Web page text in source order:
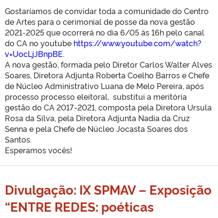
Gostaríamos de convidar toda a comunidade do Centro
de Artes para o cerimonial de posse da nova gestão
2021-2025 que ocorrerá no dia 6/05 às 16h pelo canal
do CA no youtube https://www.youtube.com/watch?
v=UocLjJBnpBE.
A nova gestão, formada pelo Diretor Carlos Walter Alves
Soares, Diretora Adjunta Roberta Coelho Barros e Chefe
de Núcleo Administrativo Luana de Melo Pereira, após
processo processo eleitoral, substitui a meritória
gestão do CA 2017-2021, composta pela Diretora Ursula
Rosa da Silva, pela Diretora Adjunta Nadia da Cruz
Senna e pela Chefe de Núcleo Jocasta Soares dos
Santos.
Esperamos vocês!
Divulgação: IX SPMAV – Exposição
“ENTRE REDES: poéticas